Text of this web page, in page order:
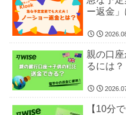
ー返金」
親の口
るには？
【10分